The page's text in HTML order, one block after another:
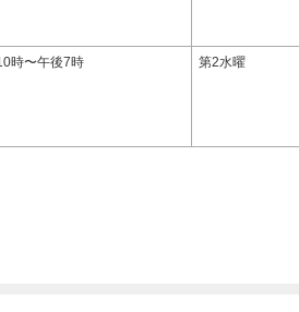
時〜午後7時 第2水曜